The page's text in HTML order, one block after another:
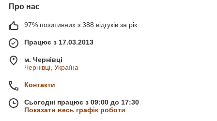
Про нас
97% позитивних з 388 відгуків за рік
Працює з 17.03.2013
м. Чернівці
Чернівці, Україна
Контакти
Сьогодні працює з 09:00 до 17:30
Показати весь графік роботи